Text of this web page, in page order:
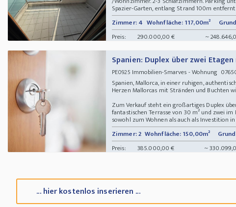
Spazier-Garten, entlang Strand 100m entfernt
Zimmer: 4 Wohnfläche: 117,00m²
Preis:
290.000,00 € ~
Spanien: Duplex über zwei
PE0925 Immobilien-Smarves - Wohnung
Spanien, Mallorca, in einer ruhigen,
Herzen Mallorcas mit Stränden und Buchten
Zum Verkauf steht ein großartiges Duplex
fantastischen Terrasse von 30 m² und zwei
sowohl zum Wohnen als auch als Investition
Zimmer: 2 Wohnfläche: 150,00m²
Preis:
385.000,00 € ~
... hier kostenlos inserieren ...